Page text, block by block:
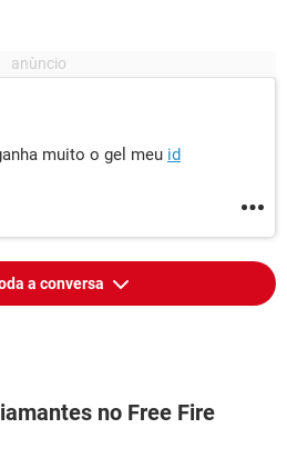
muito o gel meu id
a conversa
no Free Fire